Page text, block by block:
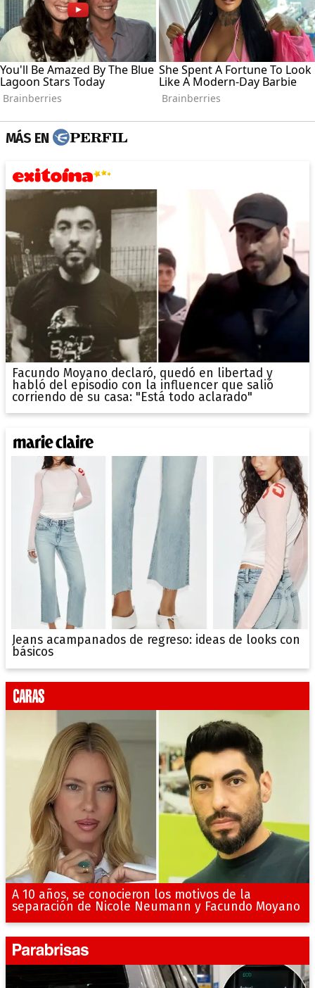
MÁS EN
Facundo Moyano declaró, quedó en libertad y
habló del episodio con la influencer que salió
corriendo de su casa: "Está todo aclarado"
Jeans acampanados de regreso: ideas de looks con
básicos
A 10 años, se conocieron los motivos de la
separación de Nicole Neumann y Facundo Moyano